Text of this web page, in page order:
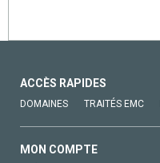
ACCÈS RAPIDES
DOMAINES TRAITÉS EMC
MON COMPTE